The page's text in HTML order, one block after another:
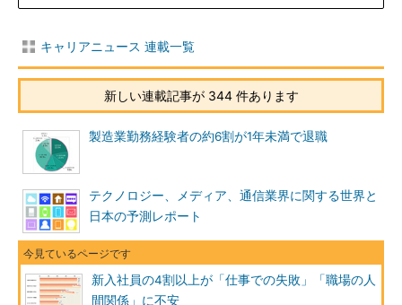
キャリアニュース 連載一覧
新しい連載記事が 344 件あります
製造業勤務経験者の約6割が1年未満で退職
テクノロジー、メディア、通信業界に関する世界と
日本の予測レポート
新入社員の4割以上が「仕事での失敗」「職場の人
間関係」に不安